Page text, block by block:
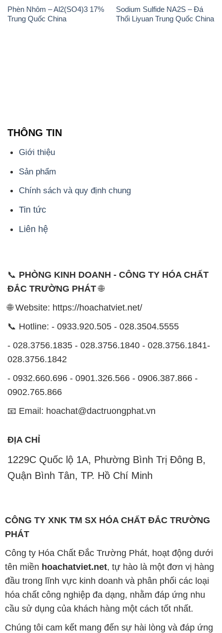
Phèn Nhôm – Al2(SO4)3 17%
Trung Quốc China
Sodium Sulfide NA2S – Đá
Thối Liyuan Trung Quốc China
THÔNG TIN
Giới thiệu
Sản phẩm
Chính sách và quy định chung
Tin tức
Liên hệ
📞 PHÒNG KINH DOANH - CÔNG TY HÓA CHẤT
ĐẮC TRƯỜNG PHÁT🌐
🌐 Website: https://hoachatviet.net/
📞 Hotline: - 0933.920.505 - 028.3504.5555
- 028.3756.1835 - 028.3756.1840 - 028.3756.1841-
028.3756.1842
- 0932.660.696 - 0901.326.566 - 0906.387.866 -
0902.765.866
📧 Email: hoachat@dactruongphat.vn
ĐỊA CHỈ
1229C Quốc lộ 1A, Phường Bình Trị Đông B,
Quận Bình Tân, TP. Hồ Chí Minh
CÔNG TY XNK TM SX HÓA CHẤT ĐẮC TRƯỜNG
PHÁT
Công ty Hóa Chất Đắc Trường Phát, hoạt động dưới
tên miền hoachatviet.net, tự hào là một đơn vị hàng
đầu trong lĩnh vực kinh doanh và phân phối các loại
hóa chất công nghiệp đa dạng, nhằm đáp ứng nhu
cầu sử dụng của khách hàng một cách tốt nhất.
Chúng tôi cam kết mang đến sự hài lòng và đáp ứng